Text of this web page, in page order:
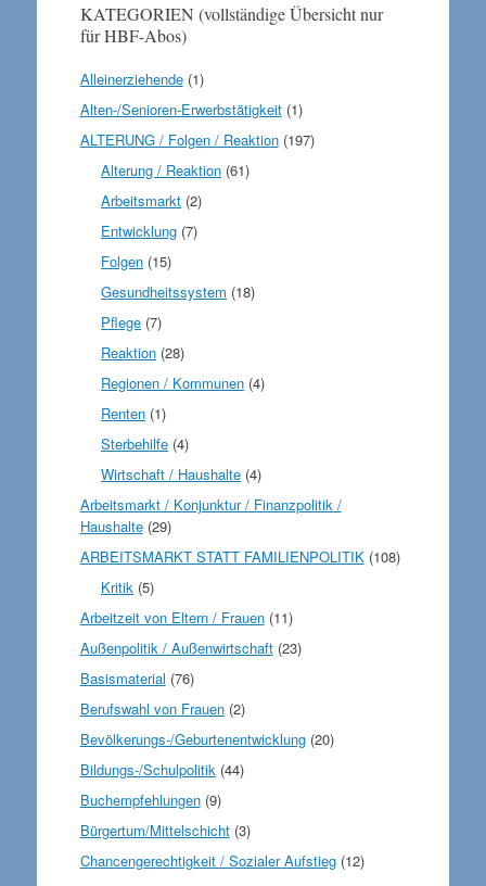
KATEGORIEN (vollständige Übersicht nur
für HBF-Abos)
Alleinerziehende(1)
Alten-/Senioren-Erwerbstätigkeit(1)
ALTERUNG / Folgen / Reaktion(197)
Alterung / Reaktion (61)
Arbeitsmarkt (2)
Entwicklung (7)
Folgen (15)
Gesundheitssystem (18)
Pflege (7)
Reaktion (28)
Regionen / Kommunen (4)
Renten (1)
Sterbehilfe (4)
Wirtschaft / Haushalte (4)
Arbeitsmarkt / Konjunktur / Finanzpolitik /
Haushalte(29)
ARBEITSMARKT STATT FAMILIENPOLITIK(108)
Kritik (5)
Arbeitzeit von Eltern / Frauen(11)
Außenpolitik / Außenwirtschaft(23)
Basismaterial (76)
Berufswahl von Frauen(2)
Bevölkerungs-/Geburtenentwicklung(20)
Bildungs-/Schulpolitik (44)
Buchempfehlungen(9)
Bürgertum/Mittelschicht(3)
Chancengerechtigkeit / Sozialer Aufstieg(12)